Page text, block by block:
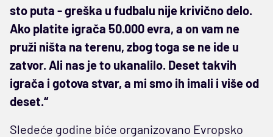
sto puta - greška u fudbalu nije krivično delo.
Ako platite igrača 50.000 evra, a on vam ne
pruži ništa na terenu, zbog toga se ne ide u
zatvor. Ali nas je to ukanalilo. Deset takvih
igrača i gotova stvar, a mi smo ih imali i više od
deset.“
Sledeće godine biće organizovano Evropsko